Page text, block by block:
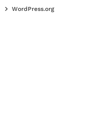
WordPress.org